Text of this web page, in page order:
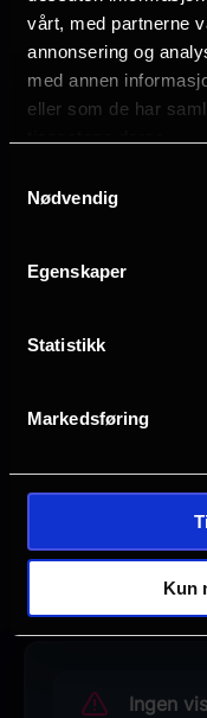
vårt, med partnerne
annonsering og
med annen
eller som de har
Nødvendig
Egenskaper
Statistikk
Markedsføring
Kun
Sjanger
Children's Movie
Adventure
Distributør
Se mer
Ingen